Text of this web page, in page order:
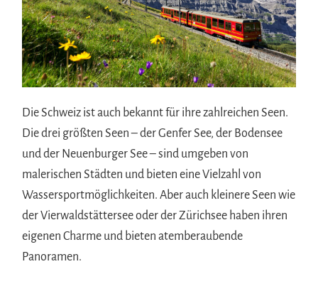
Die Schweiz ist auch bekannt für ihre zahlreichen Seen.
Die drei größten Seen – der Genfer See, der Bodensee
und der Neuenburger See – sind umgeben von
malerischen Städten und bieten eine Vielzahl von
Wassersportmöglichkeiten. Aber auch kleinere Seen wie
der Vierwaldstättersee oder der Zürichsee haben ihren
eigenen Charme und bieten atemberaubende
Panoramen.